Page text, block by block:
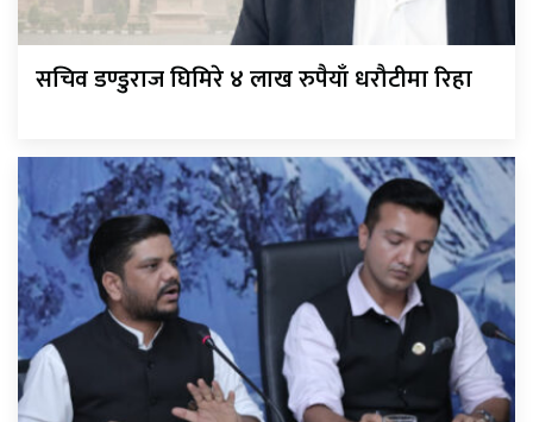
सचिव डण्डुराज घिमिरे ४ लाख रुपैयाँ धरौटीमा रिहा